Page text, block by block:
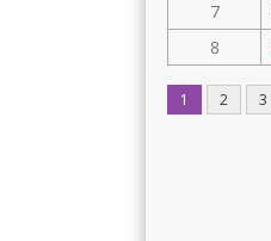
7
8
1 2 3